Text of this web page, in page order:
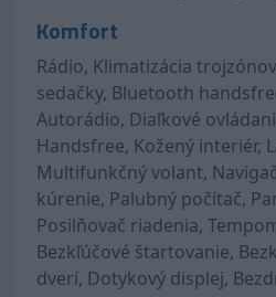
Komfort
Rádio, Klimatizácia
sedačky, Bluetooth
Autorádio, Diaľkové
Handsfree, Kožený interiér,
Multifunkčný volant,
kúrenie, Palubný počítač,
Posilňovač riadenia,
Bezkľúčové štartovanie,
dverí, Dotykový displej,